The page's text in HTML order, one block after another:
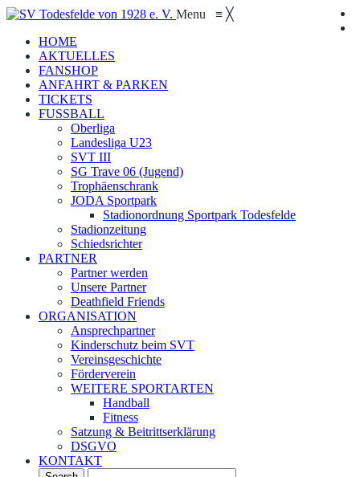
Menu ≡ ╳
HOME
AKTUELLES
FANSHOP
ANFAHRT & PARKEN
TICKETS
FUSSBALL
Oberliga
Landesliga U23
SVT III
SG Trave 06 (Jugend)
Trophäenschrank
JODA Sportpark
Stadionordnung Sportpark Todesfelde
Stadionzeitung
Schiedsrichter
PARTNER
Partner werden
Unsere Partner
Deathfield Friends
ORGANISATION
Ansprechpartner
Kinderschutz beim SVT
Vereinsgeschichte
Förderverein
WEITERE SPORTARTEN
Handball
Fitness
Satzung & Beitrittserklärung
DSGVO
KONTAKT